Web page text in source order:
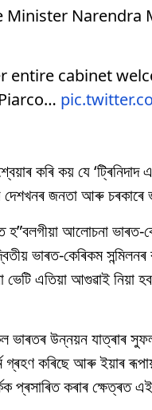
Narendra
entire cabinet
কৰি কয় যে
দেশখনৰ জনতা আৰু চৰকাৰে
আলোচনা ভাৰত-
ভাৰত-কেৰিকম
ভেটি এতিয়া আগুৱাই
ভাৰতৰ উন্নয়ন যাত্ৰাৰ
কৰিছে আৰু ইয়াৰ
প্ৰসাৰিত কৰাৰ ক্ষেত্ৰত